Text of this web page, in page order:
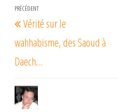
Navigation
de
l’article
Article
précédent
PRÉCÉDENT
Vérité sur le
wahhabisme, des Saoud à
Daech…